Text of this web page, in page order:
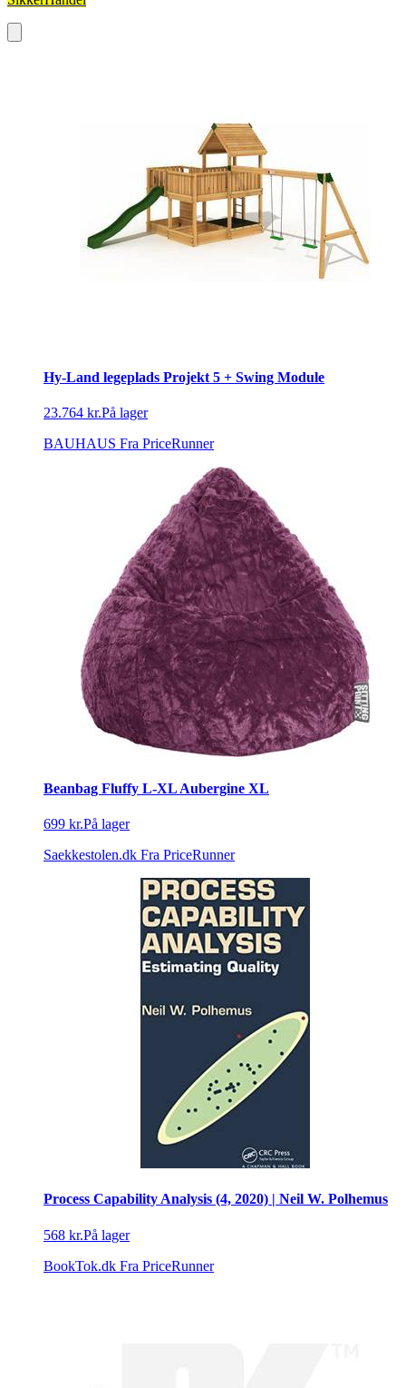
Hy-Land legeplads Projekt 5 + Swing Module
23.764 kr.På lager
BAUHAUS Fra PriceRunner
Beanbag Fluffy L-XL Aubergine XL
699 kr.På lager
Saekkestolen.dk Fra PriceRunner
Process Capability Analysis (4, 2020) | Neil W. Polhemus
568 kr.På lager
BookTok.dk Fra PriceRunner